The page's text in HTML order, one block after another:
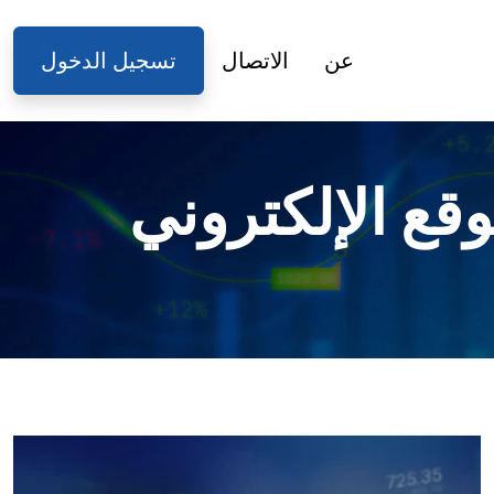
عن الاتصال تسجيل الدخول